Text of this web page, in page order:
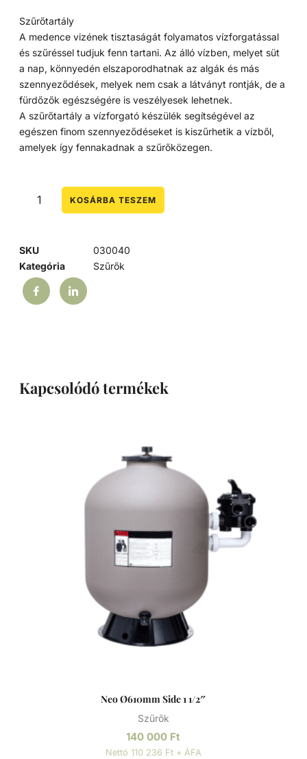
Szűrőtartály
A medence vizének tisztaságát folyamatos vízforgatással
és szűréssel tudjuk fenn tartani. Az álló vízben, melyet süt
a nap, könnyedén elszaporodhatnak az algák és más
szennyeződések, melyek nem csak a látványt rontják, de a
fürdőzők egészségére is veszélyesek lehetnek.
A szűrőtartály a vízforgató készülék segítségével az
egészen finom szennyeződéseket is kiszűrhetik a vízből,
amelyek így fennakadnak a szűrőközegen.
KOSÁRBA TESZEM
SKU
030040
Kategória
Szűrők
Kapcsolódó termékek
Neo Ø610mm Side 1 1/2″
Szűrők
140 000 Ft
Nettó 110 236 Ft + ÁFA